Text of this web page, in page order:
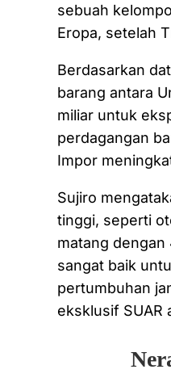
sebuah
Eropa, setelah
Berdasarkan
barang antara
miliar untuk
perdagangan
Impor
Sujiro
tinggi, seperti
matang dengan
sangat baik
pertumbuhan
eksklusif SUAR